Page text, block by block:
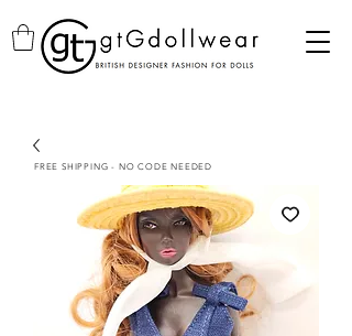
FREE SHIPPING - NO CODE NEEDED